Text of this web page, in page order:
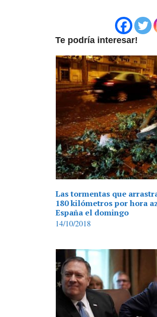
Te podría interesar!
Las tormentas que
180 kilómetros por hora
España el domingo
14/10/2018